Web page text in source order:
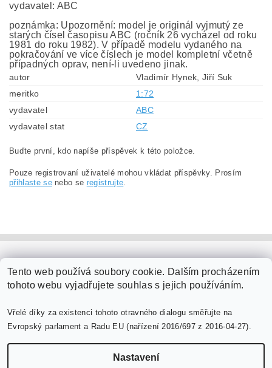
vydavatel: ABC
poznámka: Upozornění: model je originál vyjmutý ze
starých čísel časopisu ABC (ročník 26 vycházel od roku
1981 do roku 1982). V případě modelu vydaného na
pokračování ve více číslech je model kompletní včetně
případných oprav, není-li uvedeno jinak.
autor
Vladimír Hynek, Jiří Suk
meritko
1:72
vydavatel
ABC
vydavatel stat
CZ
Buďte první, kdo napíše příspěvek k této položce.
Pouze registrovaní uživatelé mohou vkládat příspěvky. Prosím
přihlaste senebo se registrujte.
Tento web používá soubory cookie. Dalším procházením
tohoto webu vyjadřujete souhlas s jejich používáním.
Vřelé díky za existenci tohoto otravného dialogu směřujte na
Evropský parlament a Radu EU (nařízení 2016/697 z 2016-04-27).
Nastavení